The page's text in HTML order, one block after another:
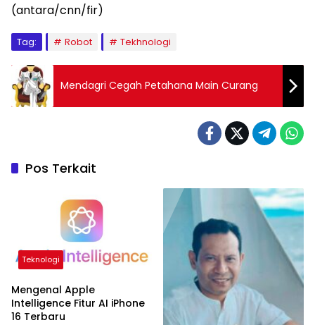
(antara/cnn/fir)
Tag: Robot Tekhnologi
Mendagri Cegah Petahana Main Curang
Pos Terkait
Teknologi
Mengenal Apple
Intelligence Fitur AI iPhone
16 Terbaru